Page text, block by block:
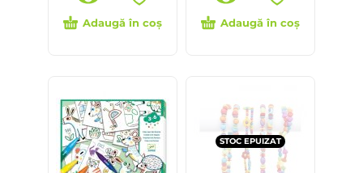
Adaugă în coș Adaugă în coș
STOC EPUIZAT